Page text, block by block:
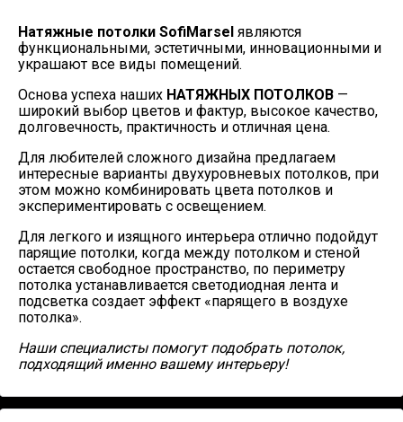
Натяжные потолки SofiMarsel являются
функциональными, эстетичными, инновационными и
украшают все виды помещений.
Основа успеха наших НАТЯЖНЫХ ПОТОЛКОВ —
широкий выбор цветов и фактур, высокое качество,
долговечность, практичность и отличная цена.
Для любителей сложного дизайна предлагаем
интересные варианты двухуровневых потолков, при
этом можно комбинировать цвета потолков и
экспериментировать с освещением.
Для легкого и изящного интерьера отлично подойдут
парящие потолки, когда между потолком и стеной
остается свободное пространство, по периметру
потолка устанавливается светодиодная лента и
подсветка создает эффект «парящего в воздухе
потолка».
Наши специалисты помогут подобрать потолок,
подходящий именно вашему интерьеру!